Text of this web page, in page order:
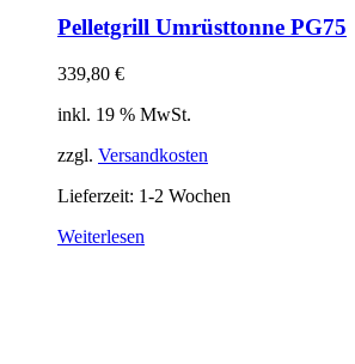
Pelletgrill Umrüsttonne PG75
339,80 €
inkl. 19 % MwSt.
zzgl. Versandkosten
Lieferzeit: 1-2 Wochen
Weiterlesen